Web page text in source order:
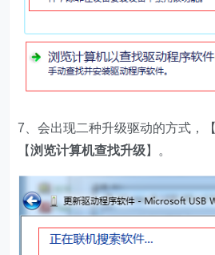
7、会出现二种升级驱动的方式，【
【浏览计算机查找升级】。